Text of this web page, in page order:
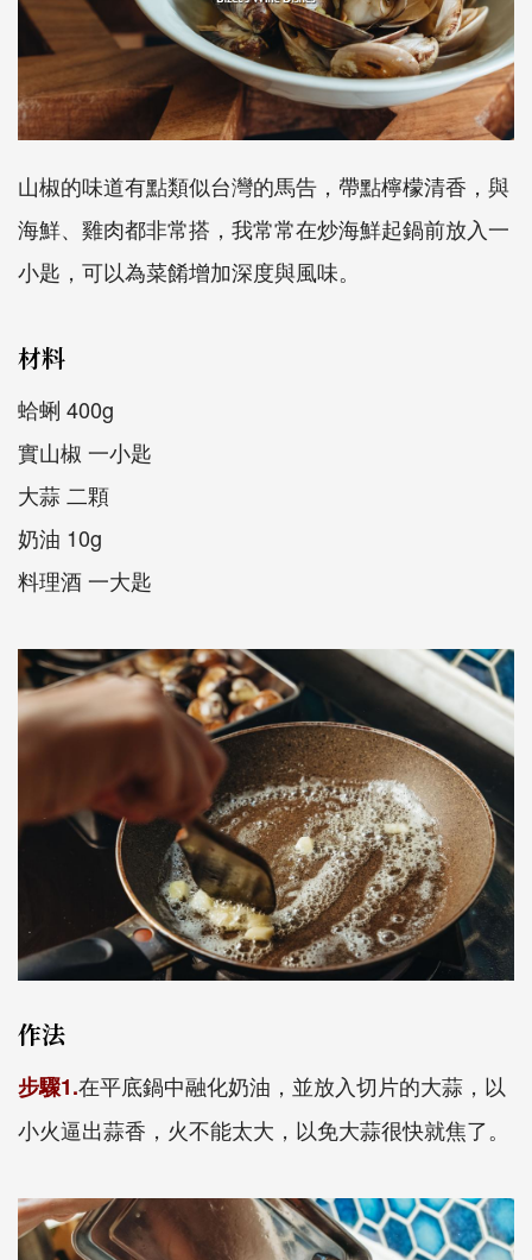
山椒的味道有點類似台灣的馬告，帶點檸檬清香，與
海鮮、雞肉都非常搭，我常常在炒海鮮起鍋前放入一
小匙，可以為菜餚增加深度與風味。
材料
蛤蜊 400g
實山椒 一小匙
大蒜 二顆
奶油 10g
料理酒 一大匙
作法
步驟1.在平底鍋中融化奶油，並放入切片的大蒜，以
小火逼出蒜香，火不能太大，以免大蒜很快就焦了。